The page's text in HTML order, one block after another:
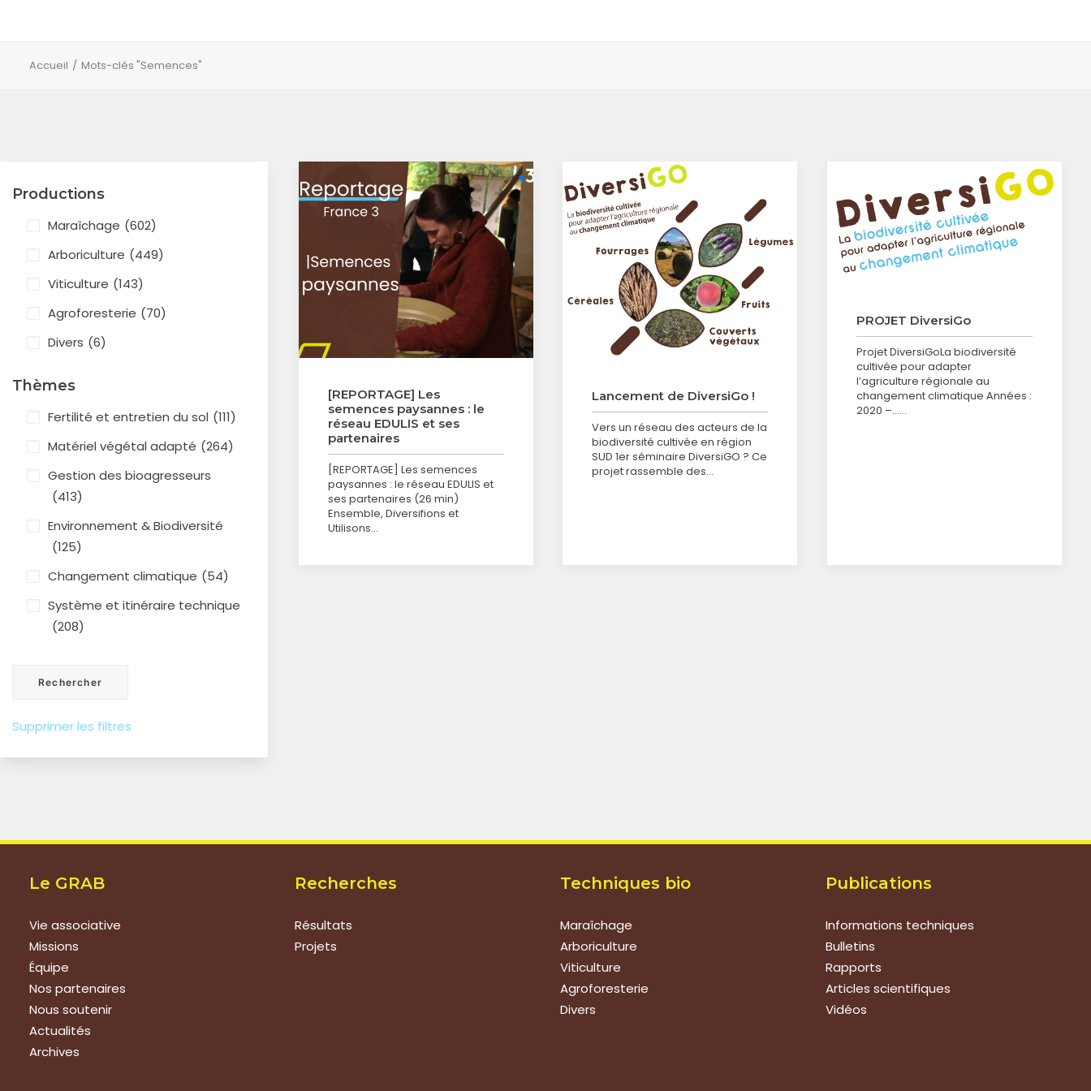
Accueil Mots-clés "Semences"
Productions
Maraîchage (602)
Arboriculture (449)
Viticulture (143)
Agroforesterie (70)
Divers (6)
Thèmes
Fertilité et entretien du sol (111)
Matériel végétal adapté (264)
Gestion des bioagresseurs
(413)
Environnement & Biodiversité
(125)
Changement climatique (54)
Système et itinéraire technique
(208)
Supprimer les filtres
[REPORTAGE] Les
semences paysannes : le
réseau EDULIS et ses
partenaires
[REPORTAGE] Les semences
paysannes : le réseau EDULIS et
ses partenaires (26 min)
Ensemble, Diversifions et
Utilisons…
Lancement de DiversiGo !
Vers un réseau des acteurs de la
biodiversité cultivée en région
SUD 1er séminaire DiversiGO ? Ce
projet rassemble des…
PROJET DiversiGo
Projet DiversiGoLa biodiversité
cultivée pour adapter
l’agriculture régionale au
changement climatique Années :
2020 –……
Le GRAB
Vie associative
Missions
Équipe
Nos partenaires
Nous soutenir
Actualités
Archives
Recherches
Résultats
Projets
Techniques bio
Maraîchage
Arboriculture
Viticulture
Agroforesterie
Divers
Publications
Informations techniques
Bulletins
Rapports
Articles scientifiques
Vidéos